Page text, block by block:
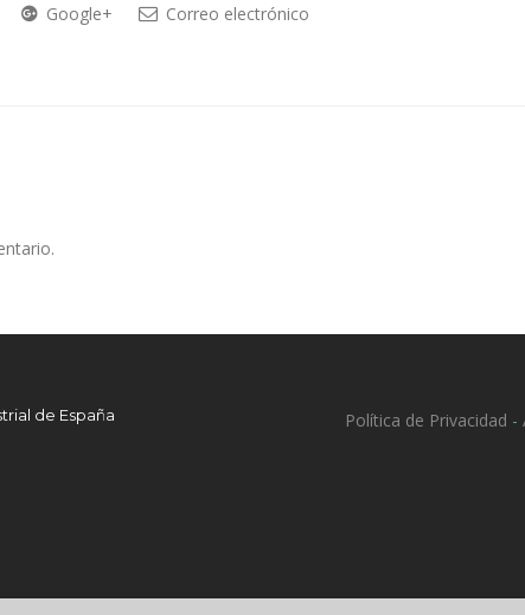
Google+ Correo electrónico
de España Política de Privacidad -